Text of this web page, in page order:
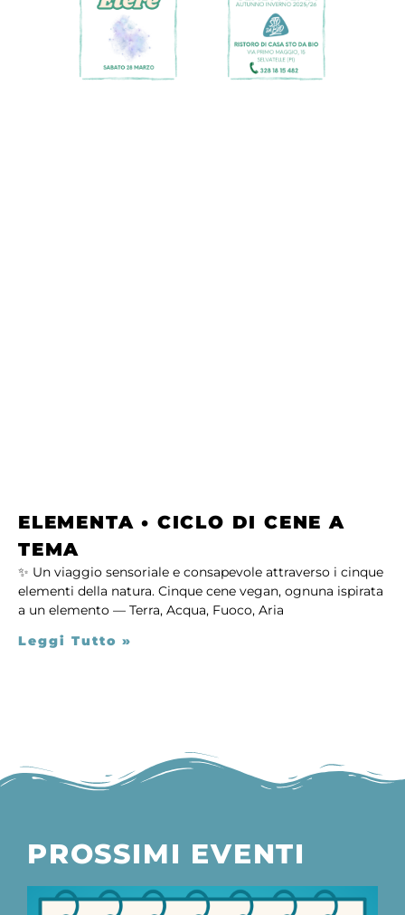
ELEMENTA • CICLO DI CENE A
TEMA
✨ Un viaggio sensoriale e consapevole attraverso i cinque
elementi della natura. Cinque cene vegan, ognuna ispirata
a un elemento — Terra, Acqua, Fuoco, Aria
Leggi Tutto »
PROSSIMI EVENTI